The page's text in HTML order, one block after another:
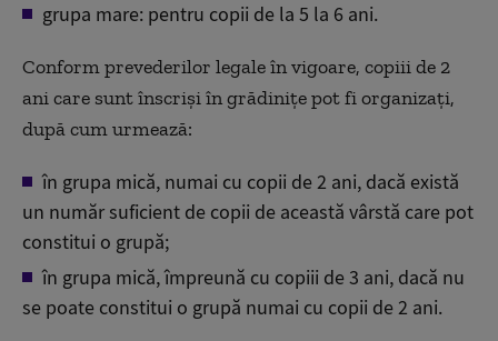
grupa mare: pentru copii de la 5 la 6 ani.
Conform prevederilor legale în vigoare, copiii de 2
ani care sunt înscriși în grădinițe pot fi organizați,
după cum urmează:
în grupa mică, numai cu copii de 2 ani, dacă există
un număr suficient de copii de această vârstă care pot
constitui o grupă;
în grupa mică, împreună cu copiii de 3 ani, dacă nu
se poate constitui o grupă numai cu copii de 2 ani.